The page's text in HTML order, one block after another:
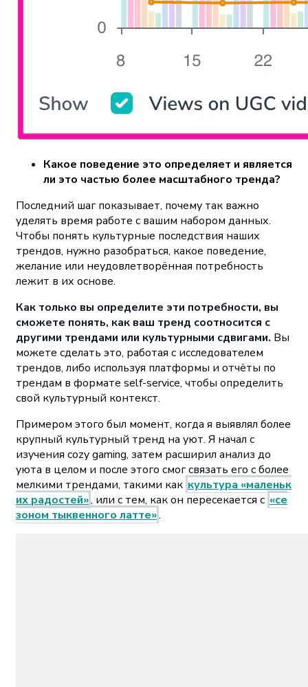
Какое поведение это определяет и является
ли это частью более масштабного тренда?
Последний шаг показывает, почему так важно
уделять время работе с вашим набором данных.
Чтобы понять культурные последствия наших
трендов, нужно разобраться, какое поведение,
желание или неудовлетворённая потребность
лежит в их основе.
Как только вы определите эти потребности, вы
сможете понять, как ваш тренд соотносится с
другими трендами или культурными сдвигами. Вы
можете сделать это, работая с исследователем
трендов, либо используя платформы и отчёты по
трендам в формате self-service, чтобы определить
свой культурный контекст.
Примером этого был момент, когда я выявлял более
крупный культурный тренд на уют. Я начал с
изучения cozy gaming, затем расширил анализ до
уюта в целом и после этого смог связать его с более
мелкими трендами, такими как культура «маленьк
их радостей», или с тем, как он пересекается с «се
зоном тыквенного латте».